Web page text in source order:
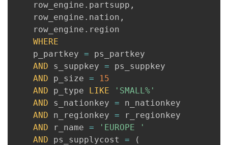
	row_engine
. partsupp ,
	row_engine
. nation ,
	row_engine
. region
WHERE
	p_partkey
= ps_partkey
AND s_suppkey = ps_suppkey
AND p_size =
15
AND p_type LIKE
'SMALL%'
AND s_nationkey = n_nationkey
AND n_regionkey = r_regionkey
AND r_name =
'EUROPE '
AND ps_supplycost =
(